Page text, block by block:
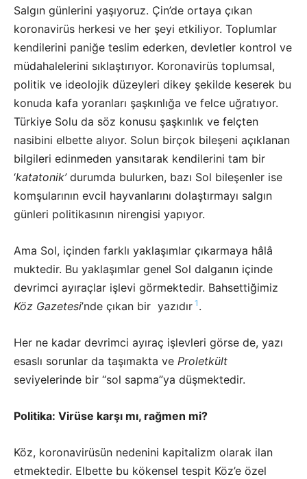
Salgın günlerini yaşıyoruz. Çin’de ortaya çıkan
koronavirüs herkesi ve her şeyi etkiliyor. Toplumlar
kendilerini paniğe teslim ederken, devletler kontrol ve
müdahalelerini sıklaştırıyor. Koronavirüs toplumsal,
politik ve ideolojik düzeyleri dikey şekilde keserek bu
konuda kafa yoranları şaşkınlığa ve felce uğratıyor.
Türkiye Solu da söz konusu şaşkınlık ve felçten
nasibini elbette alıyor. Solun birçok bileşeni açıklanan
bilgileri edinmeden yansıtarak kendilerini tam bir
‘katatonik’durumda bulurken, bazı Sol bileşenler ise
komşularının evcil hayvanlarını dolaştırmayı salgın
günleri politikasının nirengisi yapıyor.
Ama Sol, içinden farklı yaklaşımlar çıkarmaya hâlâ
muktedir. Bu yaklaşımlar genel Sol dalganın içinde
devrimci ayıraçlar işlevi görmektedir. Bahsettiğimiz
Köz Gazetesi’nde çıkan bir yazıdır 1 .
Her ne kadar devrimci ayıraç işlevleri görse de, yazı
esaslı sorunlar da taşımakta ve Proletkült
seviyelerinde bir “sol sapma”ya düşmektedir.
Politika: Virüse karşı mı, rağmen mi?
Köz, koronavirüsün nedenini kapitalizm olarak ilan
etmektedir. Elbette bu kökensel tespit Köz’e özel